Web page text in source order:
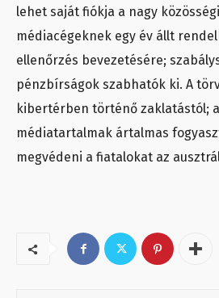
lehet saját fiókja a nagy
médiacégeknek egy év állt
ellenőrzés bevezetésére;
pénzbírságok szabhatók ki. A
kibertérben történő zaklatástól;
médiatartalmak ártalmas
megvédeni a fiatalokat az